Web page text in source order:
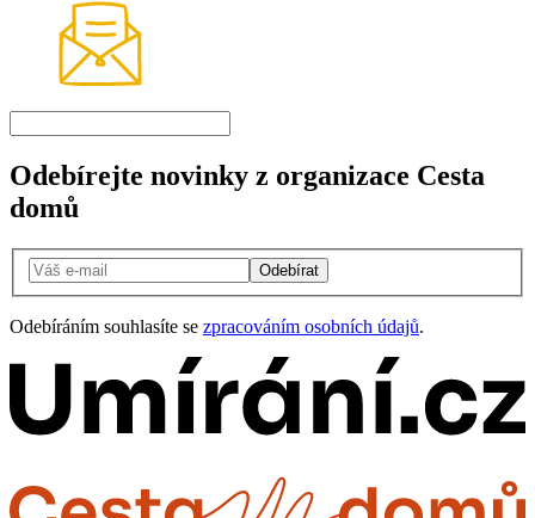
Odebírejte novinky z organizace Cesta
domů
Odebírat
Odebíráním souhlasíte se zpracováním osobních údajů.